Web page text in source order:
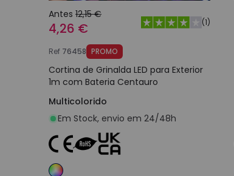
Antes 12,15 €
4,26 € (1)
Ref 76458 PROMO
Cortina de Grinalda LED para Exterior
1m com Bateria Centauro
Multicolorido
Em Stock, envio em 24/48h